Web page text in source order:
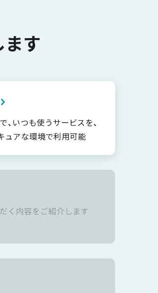
す
、いつも使うサービスを、
ュアな環境で利用可能
く内容をご紹介します